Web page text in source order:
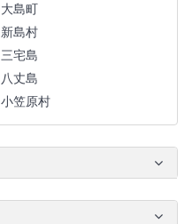
大島町
新島村
三宅島
八丈島
小笠原村